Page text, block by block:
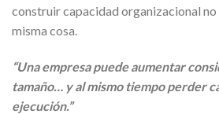
construir capacidad organizacional no
misma cosa.
“Una empresa puede aumentar
tamaño… y al mismo tiempo perder
ejecución.”